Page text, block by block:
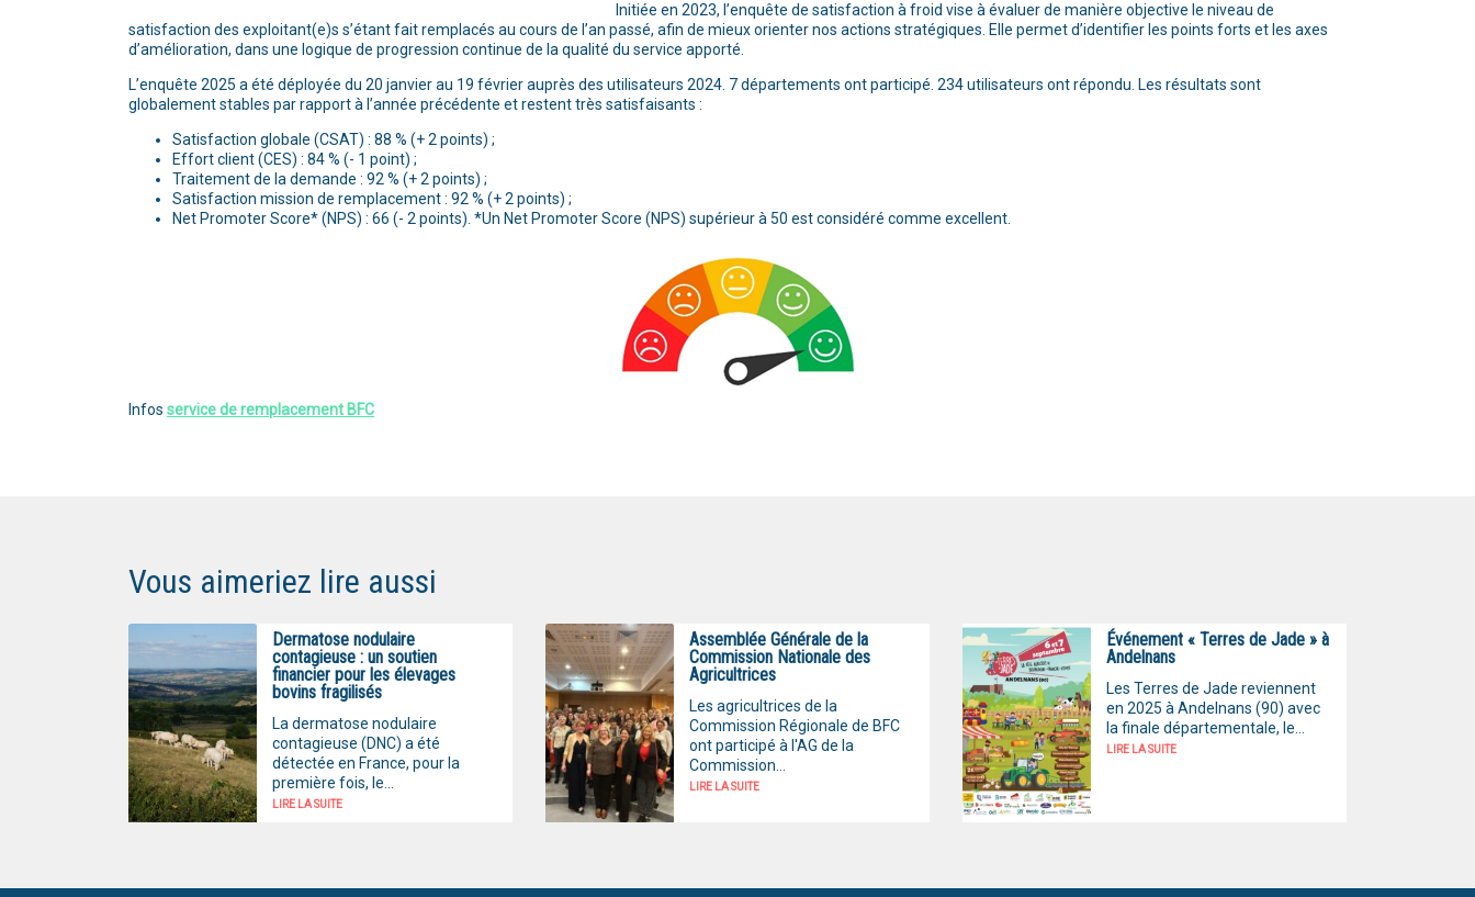
Initiée en 2023, l’enquête de satisfaction à froid vise à évaluer de manière objective le niveau de
satisfaction des exploitant(e)s s’étant fait remplacés au cours de l’an passé, afin de mieux orienter nos actions stratégiques. Elle permet d’identifier les points forts et les axes
d’amélioration, dans une logique de progression continue de la qualité du service apporté.
L’enquête 2025 a été déployée du 20 janvier au 19 février auprès des utilisateurs 2024. 7 départements ont participé. 234 utilisateurs ont répondu. Les résultats sont
globalement stables par rapport à l’année précédente et restent très satisfaisants :
Satisfaction globale (CSAT) : 88 % (+ 2 points) ;
Effort client (CES) : 84 % (- 1 point) ;
Traitement de la demande : 92 % (+ 2 points) ;
Satisfaction mission de remplacement : 92 % (+ 2 points) ;
Net Promoter Score* (NPS) : 66 (- 2 points). *Un Net Promoter Score (NPS) supérieur à 50 est considéré comme excellent.
Infos service de remplacement BFC
Vous aimeriez lire aussi
Dermatose nodulaire
contagieuse : un soutien
financier pour les élevages
bovins fragilisés
La dermatose nodulaire
contagieuse (DNC) a été
détectée en France, pour la
première fois, le...
LIRE LA SUITE
Assemblée Générale de la
Commission Nationale des
Agricultrices
Les agricultrices de la
Commission Régionale de BFC
ont participé à l'AG de la
Commission...
LIRE LA SUITE
Événement « Terres de Jade » à
Andelnans
Les Terres de Jade reviennent
en 2025 à Andelnans (90) avec
la finale départementale, le...
LIRE LA SUITE